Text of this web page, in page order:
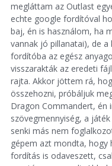
megláttam az Outlast
echte google fordítóval
baj, én is használom, ha
vannak jó pillanatai), de
fordítóba az egész
visszarakták az eredeti
rajta. Akkor jöttem rá,
összehozni, próbáljuk
Dragon Commandert, én
szövegmennyiség, a
senki más nem
gépem azt mondta, hogy
fordítás is odaveszett,